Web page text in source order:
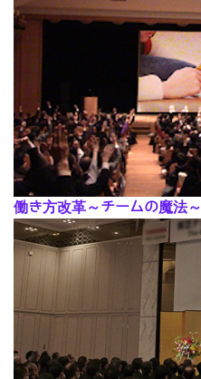
働き方改革～チームの魔法～